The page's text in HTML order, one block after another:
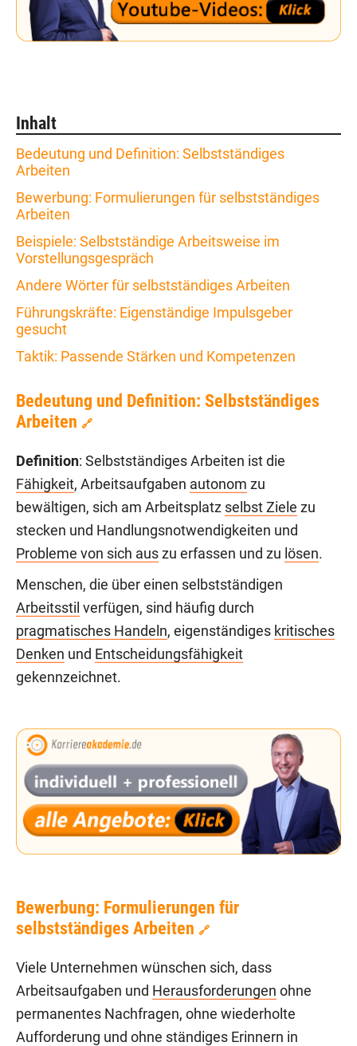
Inhalt
Bedeutung und Definition: Selbstständiges
Arbeiten
Bewerbung: Formulierungen für selbstständiges
Arbeiten
Beispiele: Selbstständige Arbeitsweise im
Vorstellungsgespräch
Andere Wörter für selbstständiges Arbeiten
Führungskräfte: Eigenständige Impulsgeber
gesucht
Taktik: Passende Stärken und Kompetenzen
Bedeutung und Definition: Selbstständiges
Arbeiten 🔗
Definition: Selbstständiges Arbeiten ist die
Fähigkeit, Arbeitsaufgaben autonom zu
bewältigen, sich am Arbeitsplatz selbst Ziele zu
stecken und Handlungsnotwendigkeiten und
Probleme von sich aus zu erfassen und zu lösen.
Menschen, die über einen selbstständigen
Arbeitsstil verfügen, sind häufig durch
pragmatisches Handeln, eigenständiges kritisches
Denken und Entscheidungsfähigkeit
gekennzeichnet.
Bewerbung: Formulierungen für
selbstständiges Arbeiten 🔗
Viele Unternehmen wünschen sich, dass
Arbeitsaufgaben und Herausforderungen ohne
permanentes Nachfragen, ohne wiederholte
Aufforderung und ohne ständiges Erinnern in